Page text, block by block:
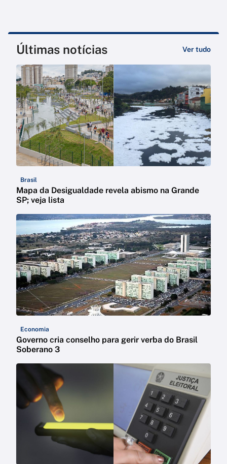
Últimas notícias Ver tudo
Brasil
Mapa da Desigualdade revela abismo na Grande
SP; veja lista
Economia
Governo cria conselho para gerir verba do Brasil
Soberano 3